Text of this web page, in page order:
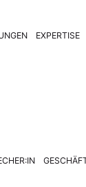
EXPERTISE